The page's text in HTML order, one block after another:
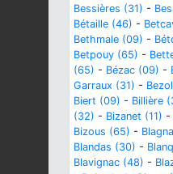
Bessières (31) -
Bétaille (46) -
Bethmale (09) -
Betpouy (65) -
(65) - Bézac (09) -
Garraux (31) -
Biert (09) - Billière
(32) - Bizanet (11) -
Bizous (65) -
Blandas (30) -
Blavignac (48) -